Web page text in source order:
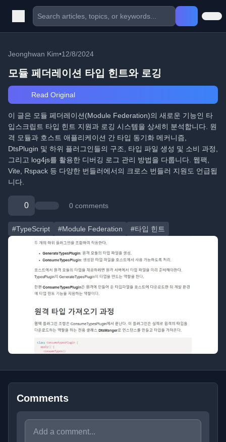
Jeonghwan Kim•12/8/2024
모듈 페더레이션 타입 힌트와 로깅
Read Original
이 글은 모듈 페더레이션(Module Federation)의 새로운 기능인 타
입스크립트 타입 힌트 지원과 로깅 시스템을 상세히 분석합니다. 원
격 모듈과 호스트 애플리케이션 간 타입 동기화 메커니즘,
DtsPlugin 및 하위 플러그인들의 구조, 타입 파일 생성 및 소비 과정,
그리고 log4js를 활용한 디버깅 로그 관리 방법을 다룹니다. 웹팩,
Vite, Rspack 등 다양한 번들러에서의 크로스 번들러 지원도 언급됩
니다.
0 0 comments
#TypeScript #Module Federation #타입 힌트
Comments